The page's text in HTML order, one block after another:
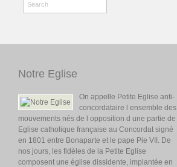
Notre Eglise
On appelle Petite Eglise anti-
concordataire l ensemble des
mouvements nés de l opposition d une partie de l
Eglise catholique française au Concordat signé
en 1801 entre Bonaparte et le pape Pie VII. De
nos jours, les fidèles de la Petite Eglise
composent une église dissidente, implantée en